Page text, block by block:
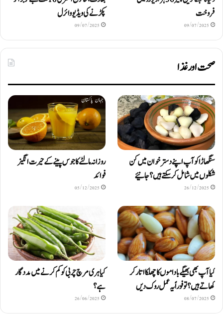
فروخت
09/07/2025
پکڑنے کی ویڈیو وائرل
09/07/2025
صحت اور غذا
سنگھاڑا کو آپ اپنے دستر خوان میں کن
شکلوں میں شامل کرسکتے ہیں ؟ جانیئے
26/12/2025
روزانہ مالٹے کا جوس پینے کے حیرت انگیز
فوائد
05/12/2025
کیا آپ بھی بھیگے باداموں کا چھلکا اتار کر
کھاتے ہیں؟ تو فوراً یہ عمل روک دیں
08/07/2025
کیا ہری مرچ چربی کو کم کرنے میں مددگار
ہے؟
26/06/2025